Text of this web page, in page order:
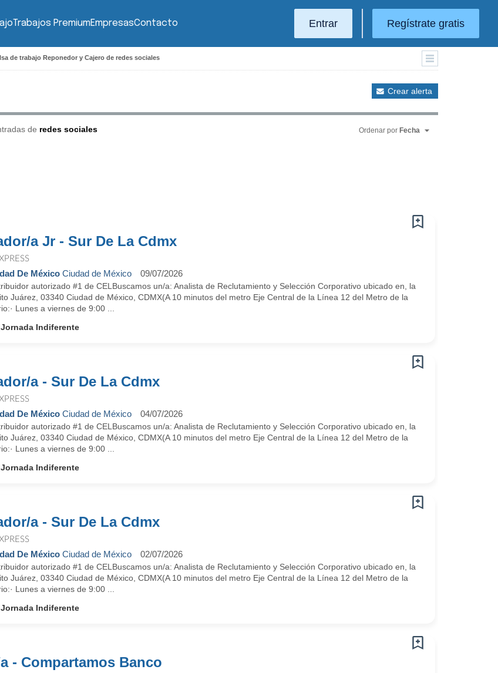
Trabajos PremiumEmpresasContacto Entrar Regístrate gratis
de trabajo Reponedor y Cajero de redes sociales
Crear alerta
de redes sociales Ordenar por Fecha
a Jr - Sur De La Cdmx
De MéxicoCiudad de México 09/07/2026
autorizado #1 de CELBuscamos un/a: Analista de Reclutamiento y Selección Corporativo ubicado en, la
Juárez, 03340 Ciudad de México, CDMX(A 10 minutos del metro Eje Central de la Línea 12 del Metro de la
Lunes a viernes de 9:00 ...
Jornada Indiferente
a - Sur De La Cdmx
De MéxicoCiudad de México 04/07/2026
autorizado #1 de CELBuscamos un/a: Analista de Reclutamiento y Selección Corporativo ubicado en, la
Juárez, 03340 Ciudad de México, CDMX(A 10 minutos del metro Eje Central de la Línea 12 del Metro de la
Lunes a viernes de 9:00 ...
Jornada Indiferente
a - Sur De La Cdmx
De MéxicoCiudad de México 02/07/2026
autorizado #1 de CELBuscamos un/a: Analista de Reclutamiento y Selección Corporativo ubicado en, la
Juárez, 03340 Ciudad de México, CDMX(A 10 minutos del metro Eje Central de la Línea 12 del Metro de la
Lunes a viernes de 9:00 ...
Jornada Indiferente
- Compartamos Banco